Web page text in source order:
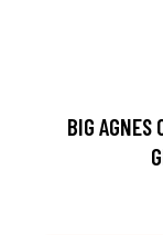
BIG AGNES